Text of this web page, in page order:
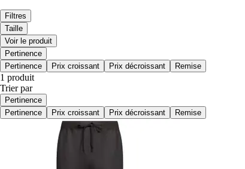
Filtres
Taille
Voir le produit
Pertinence
Pertinence
Prix croissant Prix décroissant Remise
1 produit
Trier par
Pertinence
Pertinence
Prix croissant Prix décroissant Remise